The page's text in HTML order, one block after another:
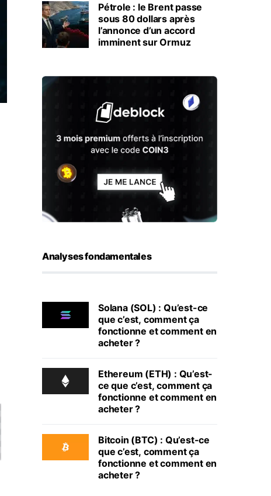
Pétrole : le Brent passe
sous 80 dollars après
l’annonce d’un accord
imminent sur Ormuz
Analyses fondamentales
Solana (SOL) : Qu’est-ce
que c’est, comment ça
fonctionne et comment en
acheter ?
Ethereum (ETH) : Qu’est-
ce que c’est, comment ça
fonctionne et comment en
acheter ?
Bitcoin (BTC) : Qu’est-ce
que c’est, comment ça
fonctionne et comment en
acheter ?